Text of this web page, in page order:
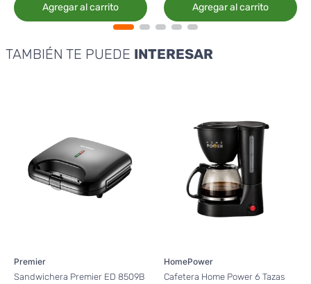
Agregar al carrito Agregar al carrito
TAMBIÉN TE PUEDE INTERESAR
Premier
Sandwichera Premier ED 8509B
HomePower
Cafetera Home Power 6 Tazas